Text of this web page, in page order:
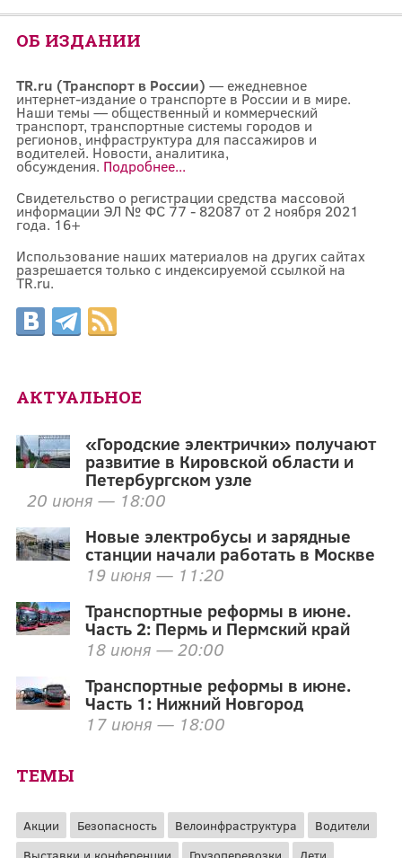
ОБ ИЗДАНИИ
TR.ru (Транспорт в России) — ежедневное
интернет-издание о транспорте в России и в мире.
Наши темы — общественный и коммерческий
транспорт, транспортные системы городов и
регионов, инфраструктура для пассажиров и
водителей. Новости, аналитика,
обсуждения. Подробнее...
Свидетельство о регистрации средства массовой
информации ЭЛ № ФС 77 - 82087 от 2 ноября 2021
года. 16+
Использование наших материалов на других сайтах
разрешается только с индексируемой ссылкой на
TR.ru.
АКТУАЛЬНОЕ
«Городские электрички» получают
развитие в Кировской области и
Петербургском узле
20 июня — 18:00
Новые электробусы и зарядные
станции начали работать в Москве
19 июня — 11:20
Транспортные реформы в июне.
Часть 2: Пермь и Пермский край
18 июня — 20:00
Транспортные реформы в июне.
Часть 1: Нижний Новгород
17 июня — 18:00
ТЕМЫ
Акции Безопасность Велоинфраструктура
Водители